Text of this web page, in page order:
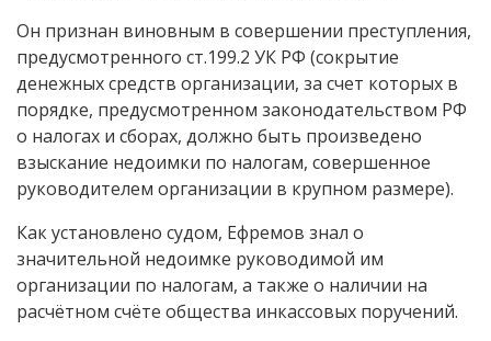
Он признан виновным в совершении преступления,
предусмотренного ст.199.2 УК РФ (сокрытие
денежных средств организации, за счет которых в
порядке, предусмотренном законодательством РФ
о налогах и сборах, должно быть произведено
взыскание недоимки по налогам, совершенное
руководителем организации в крупном размере).
Как установлено судом, Ефремов знал о
значительной недоимке руководимой им
организации по налогам, а также о наличии на
расчётном счёте общества инкассовых поручений.